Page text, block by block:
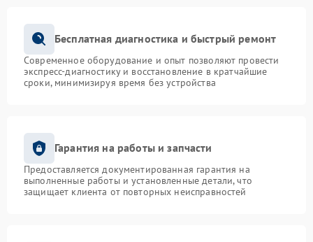
Бесплатная диагностика и быстрый ремонт
Современное оборудование и опыт позволяют провести
экспресс-диагностику и восстановление в кратчайшие
сроки, минимизируя время без устройства
Гарантия на работы и запчасти
Предоставляется документированная гарантия на
выполненные работы и установленные детали, что
защищает клиента от повторных неисправностей